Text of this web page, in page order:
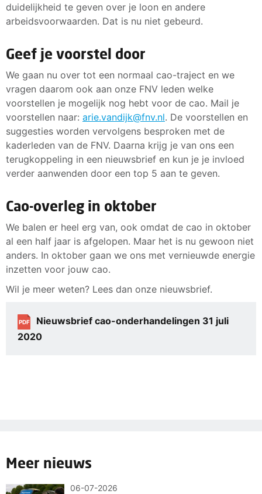
duidelijkheid te geven over je loon en andere
arbeidsvoorwaarden. Dat is nu niet gebeurd.
Geef je voorstel door
We gaan nu over tot een normaal cao-traject en we
vragen daarom ook aan onze FNV leden welke
voorstellen je mogelijk nog hebt voor de cao. Mail je
voorstellen naar: arie.vandijk@fnv.nl. De voorstellen en
suggesties worden vervolgens besproken met de
kaderleden van de FNV. Daarna krijg je van ons een
terugkoppeling in een nieuwsbrief en kun je je invloed
verder aanwenden door een top 5 aan te geven.
Cao-overleg in oktober
We balen er heel erg van, ook omdat de cao in oktober
al een half jaar is afgelopen. Maar het is nu gewoon niet
anders. In oktober gaan we ons met vernieuwde energie
inzetten voor jouw cao.
Wil je meer weten? Lees dan onze nieuwsbrief.
PDF
Nieuwsbrief cao-onderhandelingen 31 juli
2020
Meer nieuws
06-07-2026